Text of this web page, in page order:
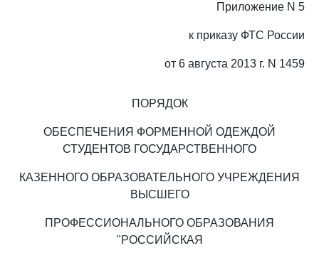
Приложение N 5
к приказу ФТС России
от 6 августа 2013 г. N 1459
ПОРЯДОК
ОБЕСПЕЧЕНИЯ ФОРМЕННОЙ ОДЕЖДОЙ
СТУДЕНТОВ ГОСУДАРСТВЕННОГО
КАЗЕННОГО ОБРАЗОВАТЕЛЬНОГО УЧРЕЖДЕНИЯ
ВЫСШЕГО
ПРОФЕССИОНАЛЬНОГО ОБРАЗОВАНИЯ
"РОССИЙСКАЯ